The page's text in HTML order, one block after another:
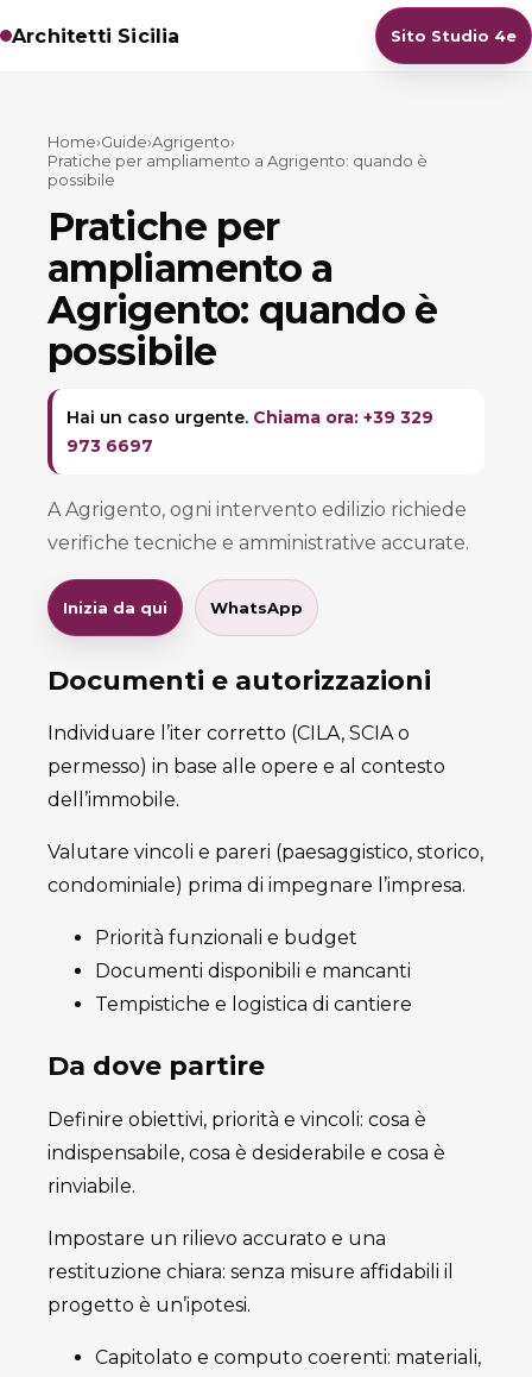
Architetti Sicilia Sito Studio 4e
Home›Guide›Agrigento›
Pratiche per ampliamento a Agrigento: quando è
possibile
Pratiche per
ampliamento a
Agrigento: quando è
possibile
Hai un caso urgente. Chiama ora: +39 329
973 6697
A Agrigento, ogni intervento edilizio richiede
verifiche tecniche e amministrative accurate.
Inizia da qui WhatsApp
Documenti e autorizzazioni
Individuare l’iter corretto (CILA, SCIA o
permesso) in base alle opere e al contesto
dell’immobile.
Valutare vincoli e pareri (paesaggistico, storico,
condominiale) prima di impegnare l’impresa.
Priorità funzionali e budget
Documenti disponibili e mancanti
Tempistiche e logistica di cantiere
Da dove partire
Definire obiettivi, priorità e vincoli: cosa è
indispensabile, cosa è desiderabile e cosa è
rinviabile.
Impostare un rilievo accurato e una
restituzione chiara: senza misure affidabili il
progetto è un’ipotesi.
Capitolato e computo coerenti: materiali,